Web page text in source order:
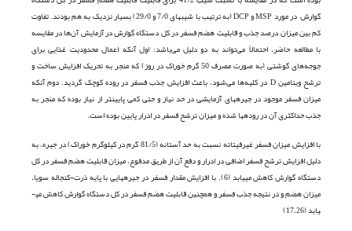
گوارش در مورد MSP و DCP (به ترتیب با شیب­های 7/0 و 29/0) بسیار نزدیک به هم بودند. تفاوت
کم بین میزان درصد جذب و قابلیت هضم فسفر در کل دستگاه گوارش در آزمایش آن‌ها در مقایسه
با مطالعه حاضر، احتمالاً می‌تواند به دو دلیل می‌باشد: اول آن­که اعمال محدودیت غذایی برای
جوجه‌های گوشتی (به صورت مصرف 50 گرم خوراک در روز) که منجر به تحریک افزایش ساخت و
ترشح ویتامین D در کلیه‌ها می‌شود، باعث افزایش جذب فسفر در روده کوچک گردید. دوم آن­که
میزان فسفر موجود در جیره­های آزمایشی در حد نیاز و حتی کمی پایین­تر از نیاز بوده که منجر به
جذب حداکثری آن در روده­ها شده و میزان ترشح فسفر در ادرار پایین بوده‌ است.
با افزایش میزان فسفر غیر­فیتاته نسبت به حد آستانه (81/5 گرم در کیلوگرم خوراک) در جیره، به
دلیل افزایش ترشح فسفر اضافی در ادرار و دفع آن از طریق مدفوع، میزان قابلیت هضم فسفر در کل
دستگاه گوارش کاهش می­یابد (6). با افزایش مقدار فسفر در جیره­هایی با پایه ذرت-کنجاله سویا،
میزان هضم و در نتیجه جذب فسفر و همچنین قابلیت هضم فسفر در کل دستگاه گوارش کاهش می­
یابد (17،26)